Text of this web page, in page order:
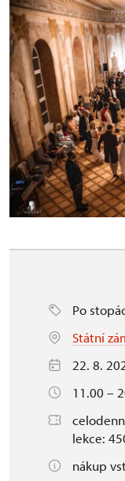
Po
Státní
22. 8.
11.00 –
lekce:
nákup